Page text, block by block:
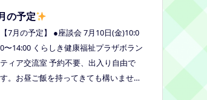
ています。 ※予定ですので、変更の場合
の予定
【7月の予定】 ●座談会 7月10日(金)10:0
0〜14:00 くらしき健康福祉プラザボラン
ティア交流室 予約不要、出入り自由で
す。お昼ご飯を持ってきても構いません